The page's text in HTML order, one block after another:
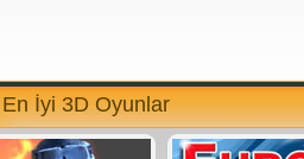
En İyi 3D Oyunlar